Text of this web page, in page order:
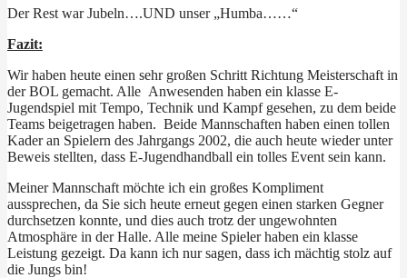
Der Rest war Jubeln….UND unser „Humba……“
Fazit:
Wir haben heute einen sehr großen Schritt Richtung Meisterschaft in
der BOL gemacht. Alle Anwesenden haben ein klasse E-
Jugendspiel mit Tempo, Technik und Kampf gesehen, zu dem beide
Teams beigetragen haben. Beide Mannschaften haben einen tollen
Kader an Spielern des Jahrgangs 2002, die auch heute wieder unter
Beweis stellten, dass E-Jugendhandball ein tolles Event sein kann.
Meiner Mannschaft möchte ich ein großes Kompliment
aussprechen, da Sie sich heute erneut gegen einen starken Gegner
durchsetzen konnte, und dies auch trotz der ungewohnten
Atmosphäre in der Halle. Alle meine Spieler haben ein klasse
Leistung gezeigt. Da kann ich nur sagen, dass ich mächtig stolz auf
die Jungs bin!